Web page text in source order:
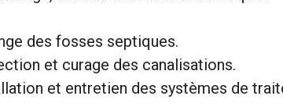
des fosses septiques.
et curage des canalisations.
et entretien des systèmes de